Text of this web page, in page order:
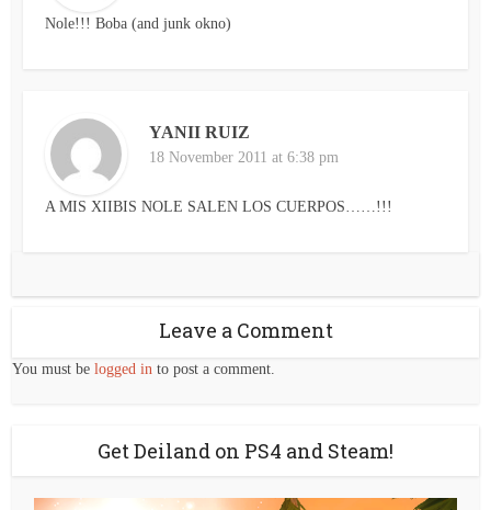
Nole!!! Boba (and junk okno)
YANII RUIZ
18 November 2011 at 6:38 pm
A MIS XIIBIS NOLE SALEN LOS CUERPOS……!!!
Leave a Comment
You must belogged in to post a comment.
Get Deiland on PS4 and Steam!